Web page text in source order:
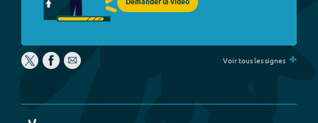
Demander la vidéo
Voir tous les signes +